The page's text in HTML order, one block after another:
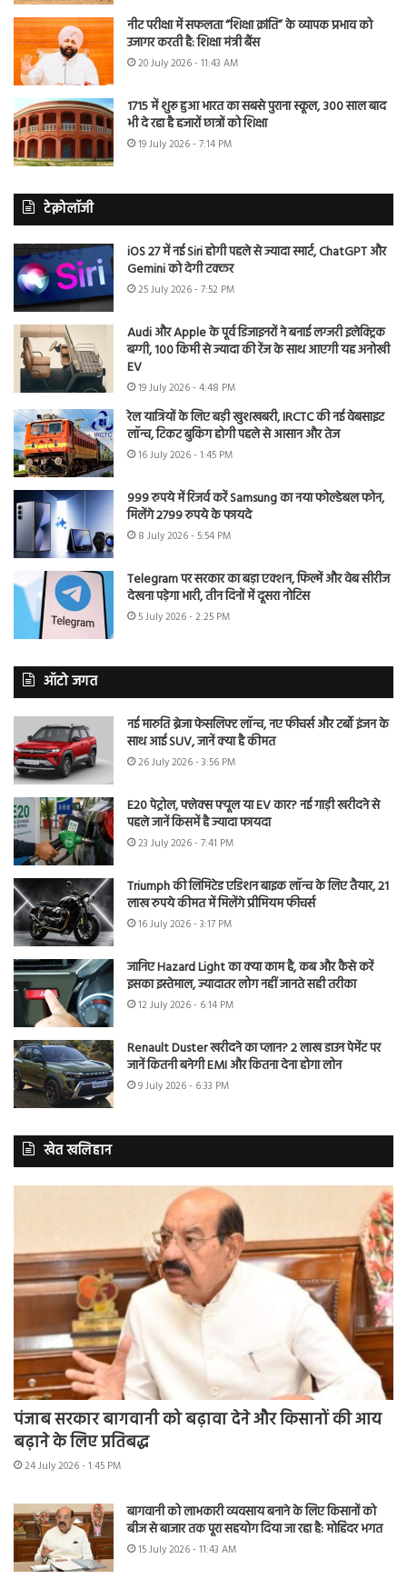
नीट परीक्षा में सफलता “शिक्षा क्रांति” के व्यापक प्रभाव को
उजागर करती है: शिक्षा मंत्री बैंस
20 July 2026 - 11:43 AM
1715 में शुरू हुआ भारत का सबसे पुराना स्कूल, 300 साल बाद
भी दे रहा है हजारों छात्रों को शिक्षा
19 July 2026 - 7:14 PM
टेक्नोलॉजी
iOS 27 में नई Siri होगी पहले से ज्यादा स्मार्ट, ChatGPT और
Gemini को देगी टक्कर
25 July 2026 - 7:52 PM
Audi और Apple के पूर्व डिजाइनरों ने बनाई लग्जरी इलेक्ट्रिक
बग्गी, 100 किमी से ज्यादा की रेंज के साथ आएगी यह अनोखी
EV
19 July 2026 - 4:48 PM
रेल यात्रियों के लिए बड़ी खुशखबरी, IRCTC की नई वेबसाइट
लॉन्च, टिकट बुकिंग होगी पहले से आसान और तेज
16 July 2026 - 1:45 PM
999 रुपये में रिजर्व करें Samsung का नया फोल्डेबल फोन,
मिलेंगे 2799 रुपये के फायदे
8 July 2026 - 5:54 PM
Telegram पर सरकार का बड़ा एक्शन, फिल्में और वेब सीरीज
देखना पड़ेगा भारी, तीन दिनों में दूसरा नोटिस
5 July 2026 - 2:25 PM
ऑटो जगत
नई मारुति ब्रेजा फेसलिफ्ट लॉन्च, नए फीचर्स और टर्बो इंजन के
साथ आई SUV, जानें क्या है कीमत
26 July 2026 - 3:56 PM
E20 पेट्रोल, फ्लेक्स फ्यूल या EV कार? नई गाड़ी खरीदने से
पहले जानें किसमें है ज्यादा फायदा
23 July 2026 - 7:41 PM
Triumph की लिमिटेड एडिशन बाइक लॉन्च के लिए तैयार, 21
लाख रुपये कीमत में मिलेंगे प्रीमियम फीचर्स
16 July 2026 - 3:17 PM
जानिए Hazard Light का क्या काम है, कब और कैसे करें
इसका इस्तेमाल, ज्यादातर लोग नहीं जानते सही तरीका
12 July 2026 - 6:14 PM
Renault Duster खरीदने का प्लान? 2 लाख डाउन पेमेंट पर
जानें कितनी बनेगी EMI और कितना देना होगा लोन
9 July 2026 - 6:33 PM
खेत खलिहान
पंजाब सरकार बागवानी को बढ़ावा देने और किसानों की आय
बढ़ाने के लिए प्रतिबद्ध
24 July 2026 - 1:45 PM
बागवानी को लाभकारी व्यवसाय बनाने के लिए किसानों को
बीज से बाजार तक पूरा सहयोग दिया जा रहा है: मोहिंदर भगत
15 July 2026 - 11:43 AM